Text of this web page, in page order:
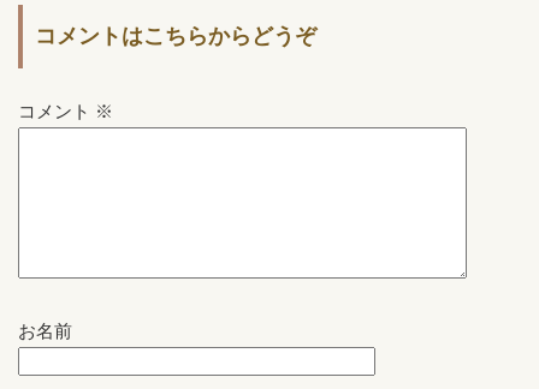
コメントはこちらからどうぞ
コメント ※
お名前